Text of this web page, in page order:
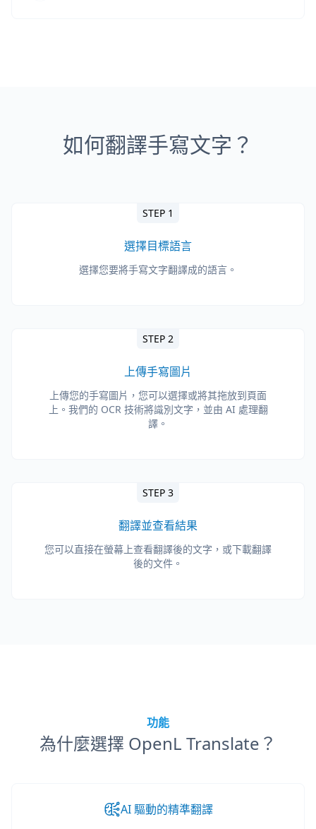
如何翻譯手寫文字？
STEP 1
選擇目標語言
選擇您要將手寫文字翻譯成的語言。
STEP 2
上傳手寫圖片
上傳您的手寫圖片，您可以選擇或將其拖放到頁面
上。我們的 OCR 技術將識別文字，並由 AI 處理翻
譯。
STEP 3
翻譯並查看結果
您可以直接在螢幕上查看翻譯後的文字，或下載翻譯
後的文件。
功能
為什麼選擇 OpenL Translate？
AI 驅動的精準翻譯